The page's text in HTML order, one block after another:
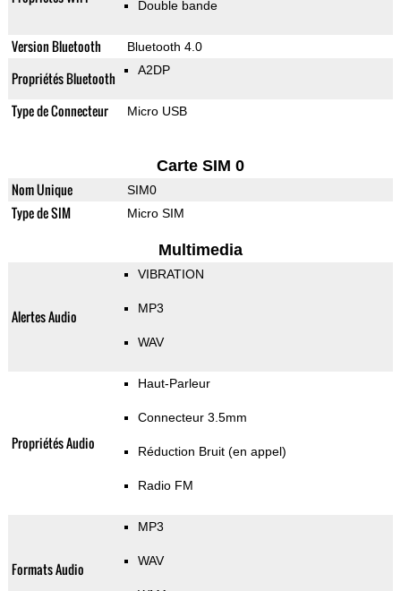
Double bande
Version Bluetooth Bluetooth 4.0
Propriétés Bluetooth A2DP
Type de Connecteur Micro USB
Carte SIM 0
Nom Unique SIM0
Type de SIM Micro SIM
Multimedia
Alertes Audio
VIBRATION
MP3
WAV
Propriétés Audio
Haut-Parleur
Connecteur 3.5mm
Réduction Bruit (en appel)
Radio FM
Formats Audio
MP3
WAV